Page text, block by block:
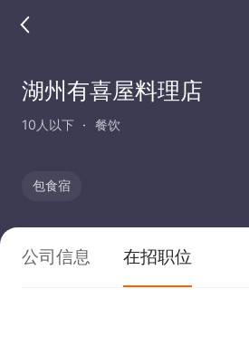
湖州有喜屋料理店
10人以下 餐饮
包食宿
公司信息 在招职位